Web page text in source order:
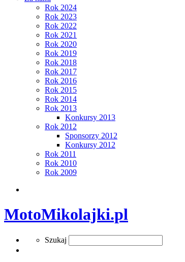
Rok 2024
Rok 2023
Rok 2022
Rok 2021
Rok 2020
Rok 2019
Rok 2018
Rok 2017
Rok 2016
Rok 2015
Rok 2014
Rok 2013
Konkursy 2013
Rok 2012
Sponsorzy 2012
Konkursy 2012
Rok 2011
Rok 2010
Rok 2009
MotoMikolajki.pl
SearchSzukaj